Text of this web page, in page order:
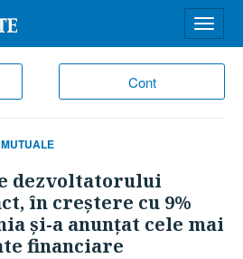
Cont
meniu
dezvoltatorului
în creştere cu 9%
şi-a anunţat cele mai
financiare